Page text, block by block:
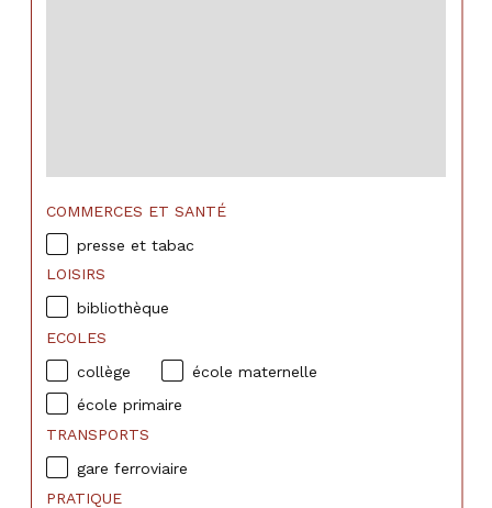
COMMERCES ET SANTÉ
presse et tabac
LOISIRS
bibliothèque
ECOLES
collège
école maternelle
école primaire
TRANSPORTS
gare ferroviaire
PRATIQUE